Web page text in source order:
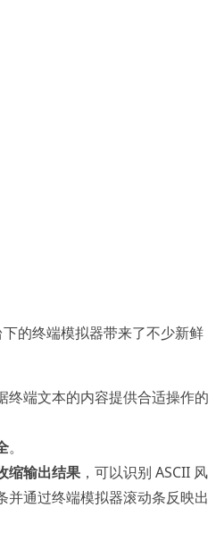
的终端模拟器带来了不少新鲜
终端文本的内容提供合适操作的
。
缩输出结果 ，可以识别 ASCII 风
并通过终端模拟器滚动条反映出